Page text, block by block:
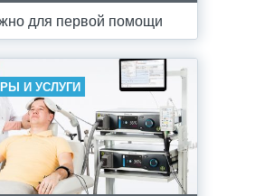
для первой помощи
И УСЛУГИ